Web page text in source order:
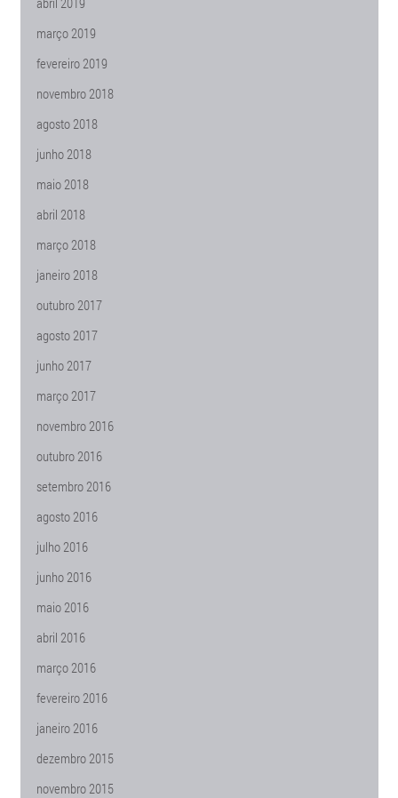
março 2019
fevereiro 2019
novembro 2018
agosto 2018
junho 2018
maio 2018
abril 2018
março 2018
janeiro 2018
outubro 2017
agosto 2017
junho 2017
março 2017
novembro 2016
outubro 2016
setembro 2016
agosto 2016
julho 2016
junho 2016
maio 2016
abril 2016
março 2016
fevereiro 2016
janeiro 2016
dezembro 2015
novembro 2015